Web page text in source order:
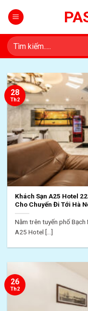
Tìm
kiếm:
Khách Sạn A25 Hotel
Cho Chuyến Đi Tới Hà
Nằm trên tuyến phố Bạch
A25 Hotel [...]
28
Th2
26
Th2